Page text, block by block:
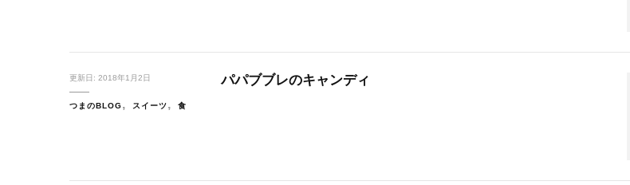
更新日: 2018年1月2日
つまのBLOG スイーツ 食
パパブブレのキャンディ